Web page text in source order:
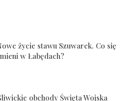
życie stawu Szuwarek. Co się
w Łabędach?
obchody Święta Wojska